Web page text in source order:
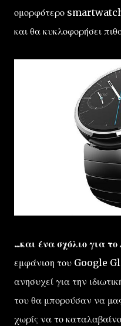
ομορφότερο smartwatch
και θα κυκλοφορήσει
...και ένα σχόλιο για
εμφάνιση του Google
ανησυχεί για την
του θα μπορούσαν να
χωρίς να το